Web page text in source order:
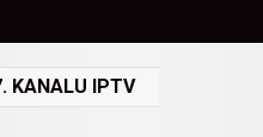
KANALU IPTV